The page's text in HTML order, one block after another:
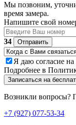
Мы позвоним,
время замера.
Напишите свой
34
Отправить
Я даю согласие на
Подробнее в
Записаться на
Возникли вопросы?
+7 (927) 077-53-34